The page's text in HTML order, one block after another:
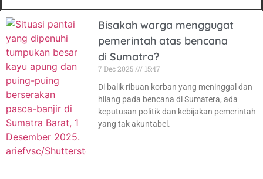
Bisakah warga menggugat
pemerintah atas bencana
di Sumatra?
7 Dec 2025
15:47
Di balik ribuan korban yang meninggal dan
hilang pada bencana di Sumatera, ada
keputusan politik dan kebijakan pemerintah
yang tak akuntabel.